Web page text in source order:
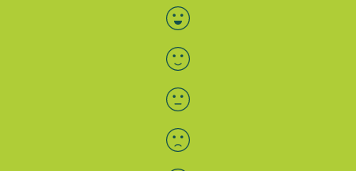
Bewertung auswählen